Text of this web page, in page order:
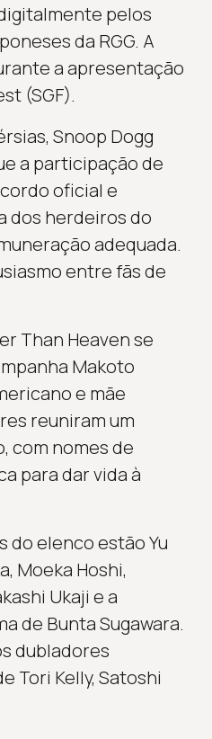
pelos
da RGG. A
a apresentação
(SGF).
Snoop Dogg
a participação de
oficial e
dos herdeiros do
adequada.
entre fãs de
Than Heaven se
Makoto
e mãe
reuniram um
com nomes de
para dar vida à
do elenco estão Yu
Moeka Hoshi,
Ukaji e a
de Bunta Sugawara.
dubladores
Tori Kelly, Satoshi